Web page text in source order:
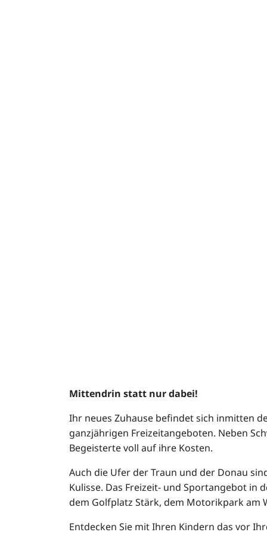
Mittendrin statt nur dabei!
Ihr neues Zuhause befindet sich inmitten
ganzjährigen Freizeitangeboten. Neben
Begeisterte voll auf ihre Kosten.
Auch die Ufer der Traun und der Donau
Kulisse. Das Freizeit- und Sportangebot in
dem Golfplatz Stärk, dem Motorikpark am
Entdecken Sie mit Ihren Kindern das vor